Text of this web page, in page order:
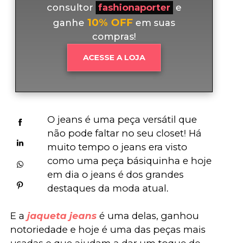
consultor fashionaporter e
ganhe 10% OFF em suas
compras!
ACESSE A LOJA
O jeans é uma peça versátil que
não pode faltar no seu closet! Há
muito tempo o jeans era visto
como uma peça básiquinha e hoje
em dia o jeans é dos grandes
destaques da moda atual.
E a jaqueta jeans é uma delas, ganhou
notoriedade e hoje é uma das peças mais